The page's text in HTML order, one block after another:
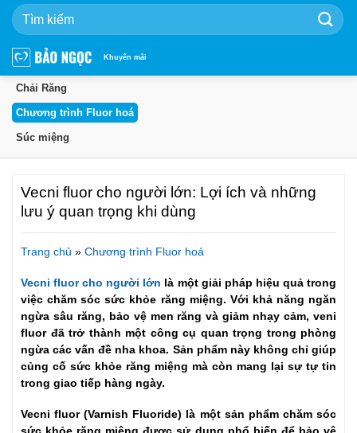
qua
dung
Khuyến mãi
Chải Răng
Chương trình Fluor hoá
Súc miệng
Vecni fluor cho người lớn: Lợi ích và những
lưu ý quan trọng khi dùng
Trang chủ » Chương trình Fluor hoá
Vecni fluor cho người lớn là một giải pháp hiệu quả trong
việc chăm sóc sức khỏe răng miệng. Với khả năng ngăn
ngừa sâu răng, bảo vệ men răng và giảm nhạy cảm, veni
fluor đã trở thành một công cụ quan trọng trong phòng
ngừa các vấn đề nha khoa. Sản phẩm này không chỉ giúp
củng cố sức khỏe răng miệng mà còn mang lại sự tự tin
trong giao tiếp hàng ngày.
Vecni fluor (Varnish Fluoride) là một sản phẩm chăm sóc